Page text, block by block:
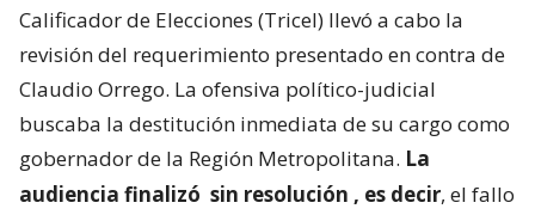
Calificador de Elecciones (Tricel) llevó a cabo la
revisión del requerimiento presentado en contra de
Claudio Orrego. La ofensiva político-judicial
buscaba la destitución inmediata de su cargo como
gobernador de la Región Metropolitana. La
audiencia finalizó sin resolución , es decir, el fallo